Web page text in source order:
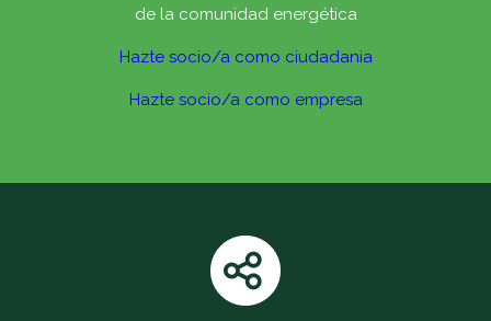
de la comunidad energética
Hazte socio/a como ciudadania
Hazte socio/a como empresa